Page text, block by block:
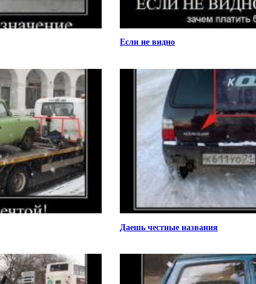
Если не видно
Даешь честные названия